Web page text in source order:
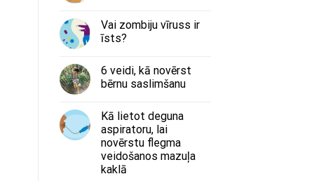
Vai zombiju vīruss ir
īsts?
6 veidi, kā novērst
bērnu saslimšanu
Kā lietot deguna
aspiratoru, lai
novērstu flegma
veidošanos mazuļa
kaklā